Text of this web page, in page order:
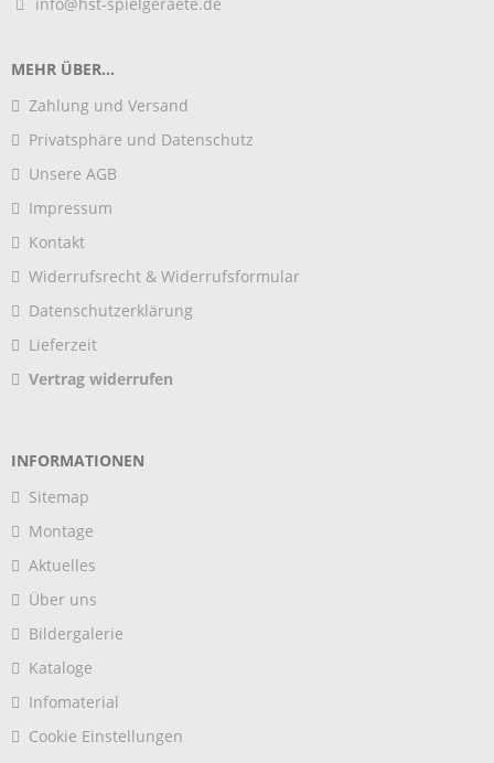
MEHR ÜBER...
Zahlung und Versand
Privatsphäre und Datenschutz
Unsere AGB
Impressum
Kontakt
Widerrufsrecht & Widerrufsformular
Datenschutzerklärung
Lieferzeit
Vertrag widerrufen
INFORMATIONEN
Sitemap
Montage
Aktuelles
Über uns
Bildergalerie
Kataloge
Infomaterial
Cookie Einstellungen